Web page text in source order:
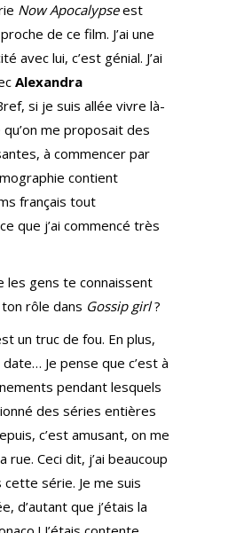
Now Apocalypseest
de ce film. J’ai une
avec lui, c’est génial. J’ai
Alexandra
si je suis allée vivre là-
qu’on me proposait des
à commencer par
contient
français tout
que j’ai commencé très
les gens te connaissent
rôle dans Gossip girl?
un truc de fou. En plus,
Je pense que c’est à
pendant lesquels
des séries entières
c’est amusant, on me
rue. Ceci dit, j’ai beaucoup
série. Je me suis
d’autant que j’étais la